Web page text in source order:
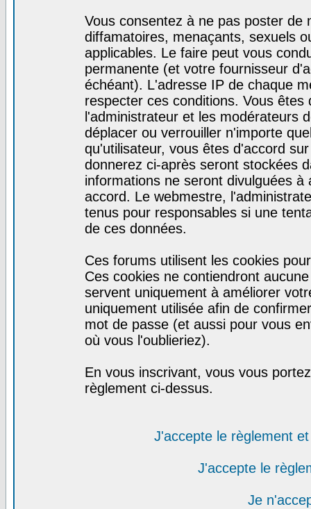
Vous consentez à ne pas poster de
diffamatoires, menaçants, sexuels
applicables. Le faire peut vous
permanente (et votre fournisseur
échéant). L'adresse IP de chaque
respecter ces conditions. Vous
l'administrateur et les modérateurs
déplacer ou verrouiller n'importe
qu'utilisateur, vous êtes d'accord
donnerez ci-après seront stockées
informations ne seront divulguées
accord. Le webmestre,
tenus pour responsables si une
de ces données.
Ces forums utilisent les cookies
Ces cookies ne contiendront
servent uniquement à améliorer
uniquement utilisée afin de
mot de passe (et aussi pour vous
où vous l'oublieriez).
En vous inscrivant, vous vous
règlement ci-dessus.
J'accepte le règlement
J'accepte le
Je